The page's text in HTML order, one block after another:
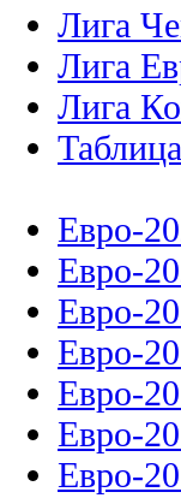
Лига
Лига
Лига
Евро-
Евро-
Евро-
Евро-
Евро-
Евро-
Евро-